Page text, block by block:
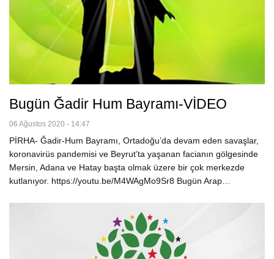
Bugün Ğadir Hum Bayramı-VİDEO
06 Ağustos 2020 - 14:47
PİRHA- Ğadir-Hum Bayramı, Ortadoğu’da devam eden savaşlar,
koronavirüs pandemisi ve Beyrut’ta yaşanan facianın gölgesinde
Mersin, Adana ve Hatay başta olmak üzere bir çok merkezde
kutlanıyor. https://youtu.be/M4WAgMo9Sr8 Bugün Arap…